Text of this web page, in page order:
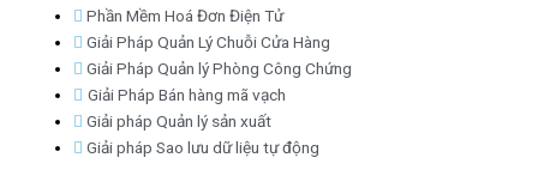
Phần Mềm Hoá Đơn Điện Tử
Giải Pháp Quản Lý Chuỗi Cửa Hàng
Giải Pháp Quản lý Phòng Công Chứng
Giải Pháp Bán hàng mã vạch
Giải pháp Quản lý sản xuất
Giải pháp Sao lưu dữ liệu tự động